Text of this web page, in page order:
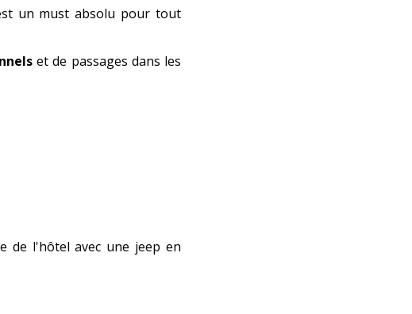
un must absolu pour tout
et de passages dans les
de l'hôtel avec une jeep en